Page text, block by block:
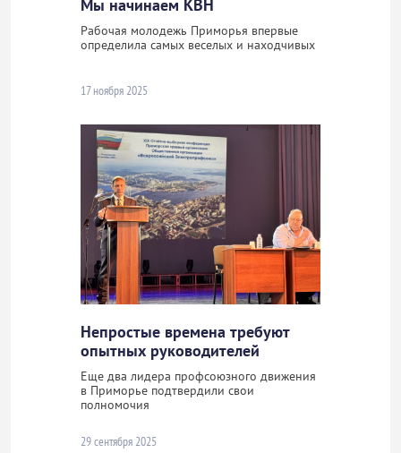
Мы начинаем КВН
Рабочая молодежь Приморья впервые
определила самых веселых и находчивых
17 ноября 2025
Непростые времена требуют
опытных руководителей
Еще два лидера профсоюзного движения
в Приморье подтвердили свои
полномочия
29 сентября 2025